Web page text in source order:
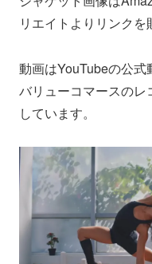
リエイトよりリンクを
動画はYouTubeの公式
バリューコマースの
しています。